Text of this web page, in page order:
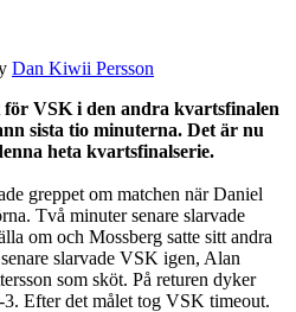
Dan Kiwii Persson
för VSK i den andra kvartsfinalen
sista tio minuterna. Det är nu
heta kvartsfinalserie.
greppet om matchen när Daniel
Två minuter senare slarvade
om och Mossberg satte sitt andra
slarvade VSK igen, Alan
som sköt. På returen dyker
Efter det målet tog VSK timeout.